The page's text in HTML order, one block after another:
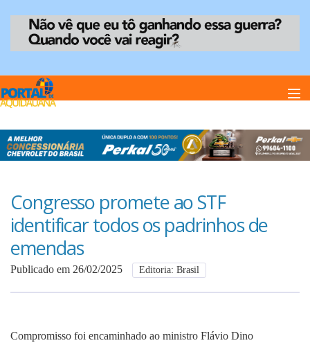
Home
Anuncie
Anuncie
Congresso promete ao STF
identificar todos os padrinhos de
emendas
Publicado em 26/02/2025 Editoria: Brasil
Compromisso foi encaminhado ao ministro Flávio Dino